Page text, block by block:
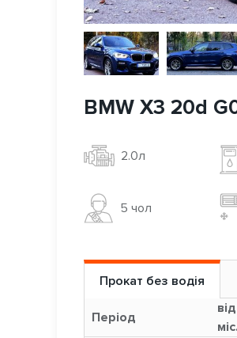
BMW X3 20d
2.0л
5 чoл
Прокат без водія
Період
міс.